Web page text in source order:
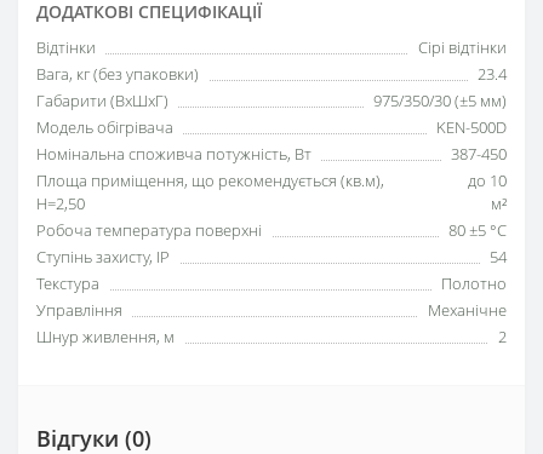
ДОДАТКОВІ СПЕЦИФІКАЦІЇ
Відтінки
Сірі відтінки
Вага, кг (без упаковки)
23.4
Габарити (ВхШхГ)
975/350/30 (±5 мм)
Модель обігрівача
KEN-500D
Номінальна споживча потужність, Вт
387-450
Площа приміщення, що рекомендується (кв.м),
H=2,50
до 10
м²
Робоча температура поверхні
80 ±5 °С
Ступінь захисту, IP
54
Текстура
Полотно
Управління
Механічне
Шнур живлення, м
2
Відгуки (0)